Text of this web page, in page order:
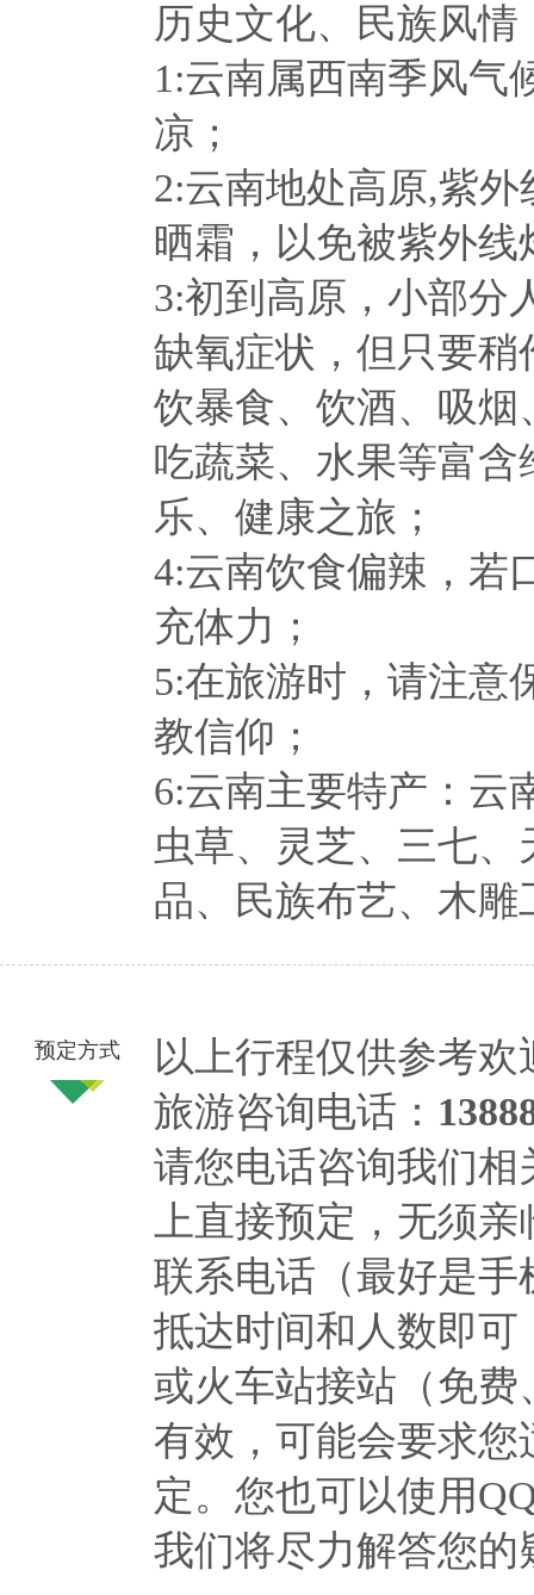
历史文化、民族风
1:云南属西南季风气
凉；
2:云南地处高原,紫
晒霜，以免被紫外线
3:初到高原，小部分
缺氧症状，但只要
饮暴食、饮酒、吸
吃蔬菜、水果等富
乐、健康之旅；
4:云南饮食偏辣，若
充体力；
5:在旅游时，请注意
教信仰；
6:云南主要特产：云
虫草、灵芝、三七
品、民族布艺、木
预定方式
以上行程仅供参考
旅游咨询电话：
请您电话咨询我们
上直接预定，无须
联系电话（最好是
抵达时间和人数即
或火车站接站（免
有效，可能会要求
定。您也可以使用
我们将尽力解答您的